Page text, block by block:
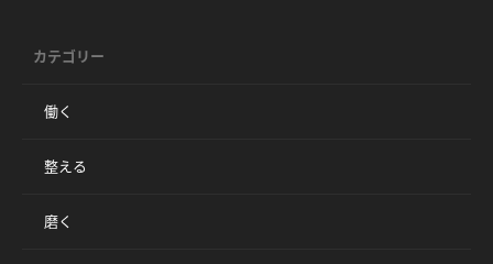
カテゴリー
働く
整える
磨く